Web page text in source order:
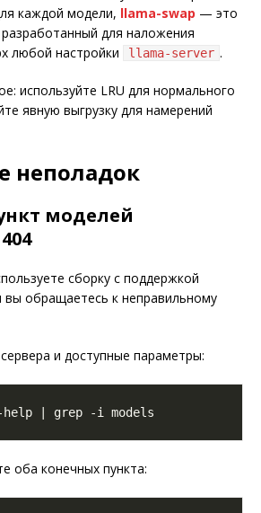
каждой модели, llama-swap — это
для наложения
любой настройки
llama-server .
используйте LRU для нормального
явную выгрузку для намерений
неполадок
моделей
сборку с поддержкой
вы обращаетесь к неправильному
и доступные параметры:
оба конечных пункта: